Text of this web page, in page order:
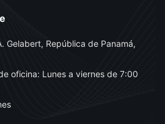
Gelabert, República de Panamá,
oficina: Lunes a viernes de 7:00